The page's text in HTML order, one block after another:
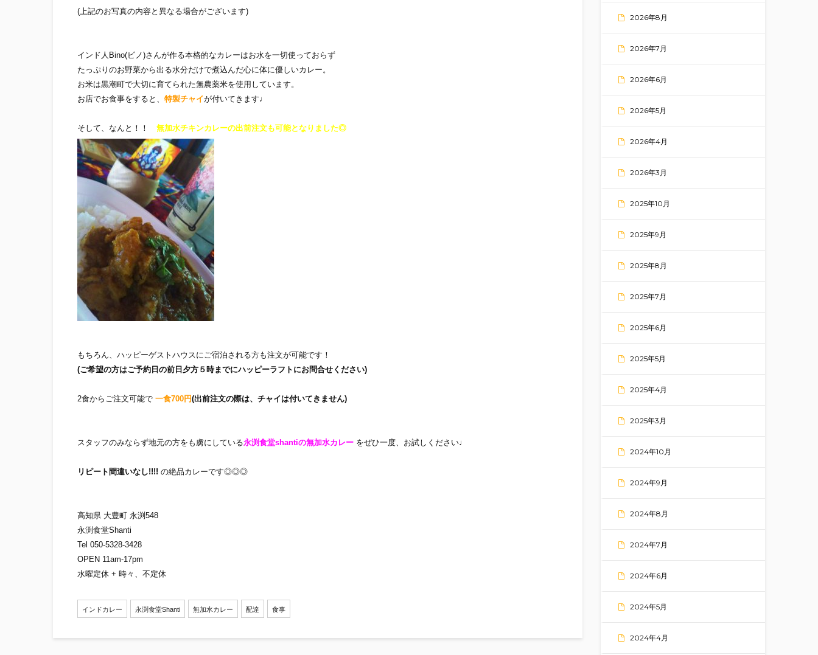
(上記のお写真の内容と異なる場合がございます)
インド人Bino(ビノ)さんが作る本格的なカレーはお水を一切使っておらず
たっぷりのお野菜から出る水分だけで煮込んだ心に体に優しいカレー。
お米は黒潮町で大切に育てられた無農薬米を使用しています。
お店でお食事をすると、 特製チャイが付いてきます♩
そして、なんと！！ 無加水チキンカレーの出前注文も可能となりました◎
もちろん、ハッピーゲストハウスにご宿泊される方も注文が可能です！
(ご希望の方はご予約日の前日夕方５時までにハッピーラフトにお問合せください)
2食からご注文可能で 一食700円(出前注文の際は、チャイは付いてきません)
スタッフのみならず地元の方をも虜にしている永渕食堂shantiの無加水カレー をぜひ一度、お試しください♩
リピート間違いなし!!!! の絶品カレーです◎◎◎
高知県 大豊町 永渕548
永渕食堂Shanti
Tel 050-5328-3428
OPEN 11am-17pm
水曜定休 + 時々、不定休
インドカレー 永渕食堂Shanti 無加水カレー 配達 食事
2026年8月
2026年7月
2026年6月
2026年5月
2026年4月
2026年3月
2025年10月
2025年9月
2025年8月
2025年7月
2025年6月
2025年5月
2025年4月
2025年3月
2024年10月
2024年9月
2024年8月
2024年7月
2024年6月
2024年5月
2024年4月